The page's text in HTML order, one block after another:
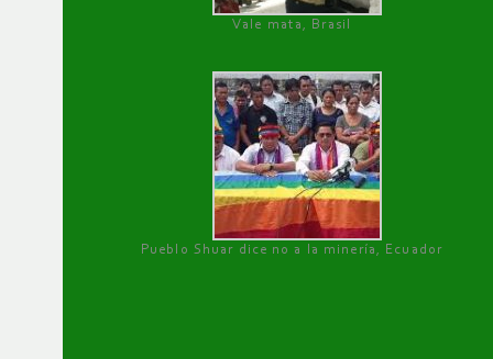
Vale mata, Brasil
Pueblo Shuar dice no a la minería, Ecuador